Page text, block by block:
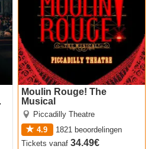
Moulin Rouge! The
Musical
Piccadilly Theatre
4.9
1821 beoordelingen
Ticketsvanaf34.49€